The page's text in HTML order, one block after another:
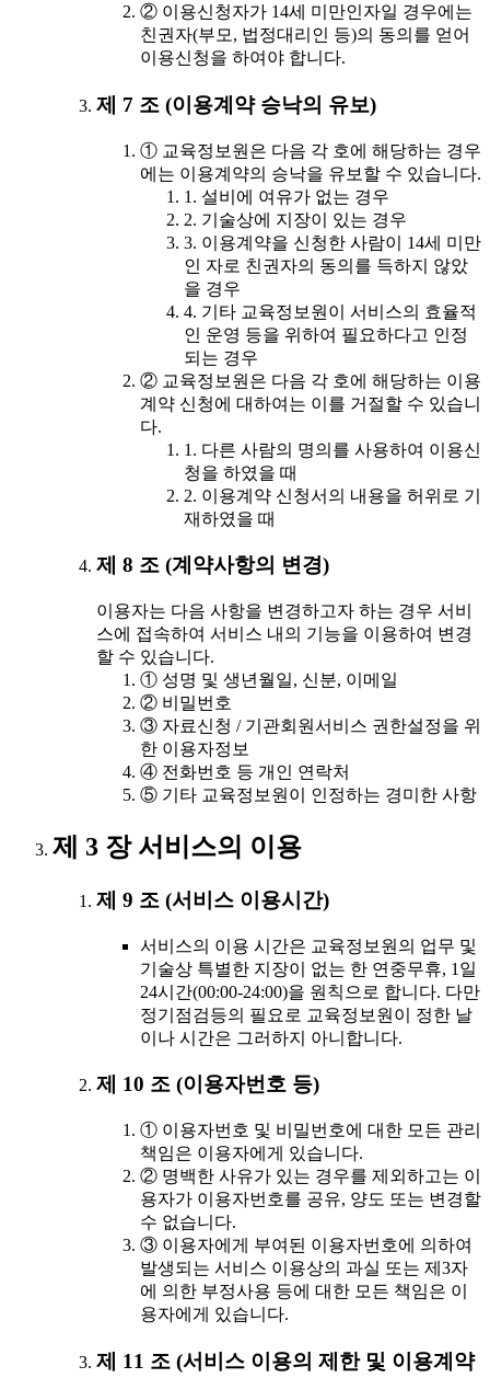
② 이용신청자가 14세 미만인자일 경우에는
친권자(부모, 법정대리인 등)의 동의를 얻어
이용신청을 하여야 합니다.
제 7 조 (이용계약 승낙의 유보)
① 교육정보원은 다음 각 호에 해당하는 경우
에는 이용계약의 승낙을 유보할 수 있습니다.
1. 설비에 여유가 없는 경우
2. 기술상에 지장이 있는 경우
3. 이용계약을 신청한 사람이 14세 미만
인 자로 친권자의 동의를 득하지 않았
을 경우
4. 기타 교육정보원이 서비스의 효율적
인 운영 등을 위하여 필요하다고 인정
되는 경우
② 교육정보원은 다음 각 호에 해당하는 이용
계약 신청에 대하여는 이를 거절할 수 있습니
다.
1. 다른 사람의 명의를 사용하여 이용신
청을 하였을 때
2. 이용계약 신청서의 내용을 허위로 기
재하였을 때
제 8 조 (계약사항의 변경)
이용자는 다음 사항을 변경하고자 하는 경우 서비
스에 접속하여 서비스 내의 기능을 이용하여 변경
할 수 있습니다.
① 성명 및 생년월일, 신분, 이메일
② 비밀번호
③ 자료신청 / 기관회원서비스 권한설정을 위
한 이용자정보
④ 전화번호 등 개인 연락처
⑤ 기타 교육정보원이 인정하는 경미한 사항
제 3 장 서비스의 이용
제 9 조 (서비스 이용시간)
서비스의 이용 시간은 교육정보원의 업무 및
기술상 특별한 지장이 없는 한 연중무휴, 1일
24시간(00:00-24:00)을 원칙으로 합니다. 다만
정기점검등의 필요로 교육정보원이 정한 날
이나 시간은 그러하지 아니합니다.
제 10 조 (이용자번호 등)
① 이용자번호 및 비밀번호에 대한 모든 관리
책임은 이용자에게 있습니다.
② 명백한 사유가 있는 경우를 제외하고는 이
용자가 이용자번호를 공유, 양도 또는 변경할
수 없습니다.
③ 이용자에게 부여된 이용자번호에 의하여
발생되는 서비스 이용상의 과실 또는 제3자
에 의한 부정사용 등에 대한 모든 책임은 이
용자에게 있습니다.
제 11 조 (서비스 이용의 제한 및 이용계약